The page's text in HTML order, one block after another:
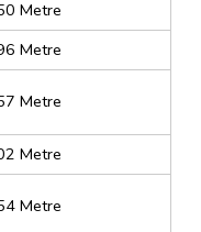
Metre
Metre
Metre
Metre
Metre